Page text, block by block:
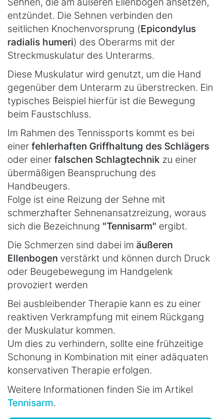
entzündet. Die Sehnen verbinden den
seitlichen Knochenvorsprung (Epicondylus
radialis humeri) des Oberarms mit der
Streckmuskulatur des Unterarms.
Diese Muskulatur wird genutzt, um die Hand
gegenüber dem Unterarm zu überstrecken. Ein
typisches Beispiel hierfür ist die Bewegung
beim Faustschluss.
Im Rahmen des Tennissports kommt es bei
einer fehlerhaften Griffhaltung des Schlägers
oder einer falschen Schlagtechnik zu einer
übermäßigen Beanspruchung des
Handbeugers.
Folge ist eine Reizung der Sehne mit
schmerzhafter Sehnenansatzreizung, woraus
sich die Bezeichnung "Tennisarm" ergibt.
Die Schmerzen sind dabei im äußeren
Ellenbogen verstärkt und können durch Druck
oder Beugebewegung im Handgelenk
provoziert werden
Bei ausbleibender Therapie kann es zu einer
reaktiven Verkrampfung mit einem Rückgang
der Muskulatur kommen.
Um dies zu verhindern, sollte eine frühzeitige
Schonung in Kombination mit einer adäquaten
konservativen Therapie erfolgen.
Weitere Informationen finden Sie im Artikel
Tennisarm.